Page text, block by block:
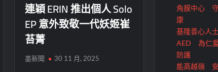
連穎 ERIN 推出個人 Solo
EP 意外致敬一代妖姬崔
苔菁
墨新聞 30 11 月, 2025
角膜中心
康
基隆善心人
AED 為仁
防護
能高越嶺